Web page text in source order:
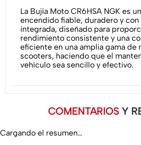
La Bujía Moto CR6HSA NGK es
encendido fiable, duradero y
integrada, diseñado para
rendimiento consistente y una
eficiente en una amplia gama de
scooters, haciendo que el
vehículo sea sencillo y efectivo.
COMENTARIOS Y
Cargando el resumen…